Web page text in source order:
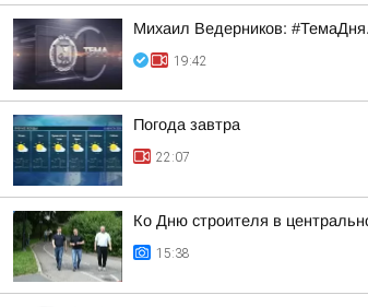
Михаил Ведерников:
19:42
Погода завтра
22:07
Ко Дню строителя в
15:38